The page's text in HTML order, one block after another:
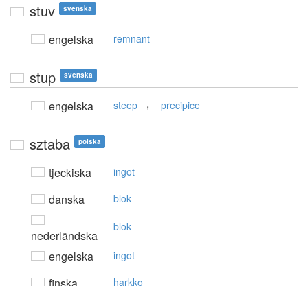
stuv svenska
engelska remnant
stup svenska
engelska steep , precipice
sztaba polska
tjeckiska ingot
danska blok
nederländska
blok
engelska ingot
harkko